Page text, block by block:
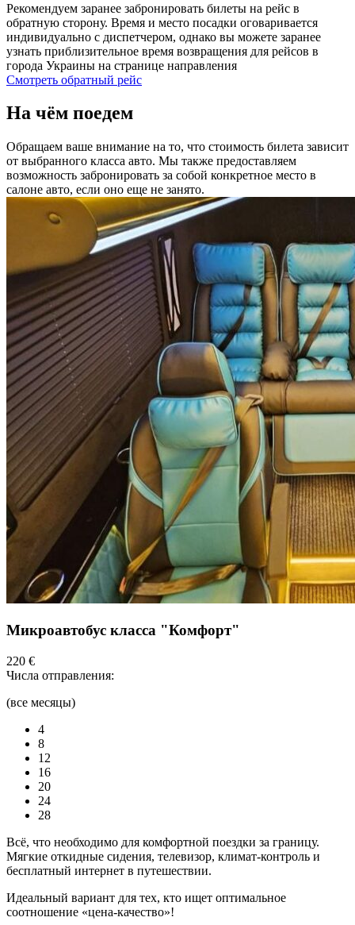
Рекомендуем заранее забронировать билеты на рейс в
обратную сторону. Время и место посадки оговаривается
индивидуально с диспетчером, однако вы можете заранее
узнать приблизительное время возвращения для рейсов в
города Украины на странице направления
Смотреть обратный рейс
На чём поедем
Обращаем ваше внимание на то, что стоимость билета зависит
от выбранного класса авто. Мы также предоставляем
возможность забронировать за собой конкретное место в
салоне авто, если оно еще не занято.
Микроавтобус класса "Комфорт"
220 €
Числа отправления:
(все месяцы)
4
8
12
16
20
24
28
Всё, что необходимо для комфортной поездки за границу.
Мягкие откидные сидения, телевизор, климат-контроль и
бесплатный интернет в путешествии.
Идеальный вариант для тех, кто ищет оптимальное
соотношение «цена-качество»!